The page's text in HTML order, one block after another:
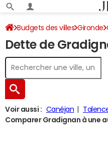
Budgets des villes Gironde
Dette de
Voir aussi : Canéjan
Comparer Gradignan à une